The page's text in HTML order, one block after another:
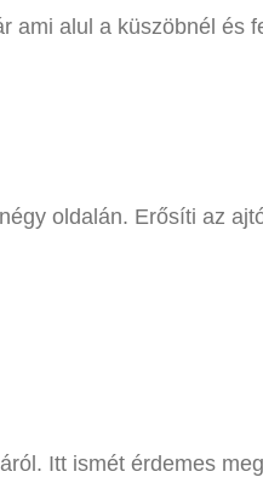
ami alul a küszöbnél és
oldalán. Erősíti az
Itt ismét érdemes